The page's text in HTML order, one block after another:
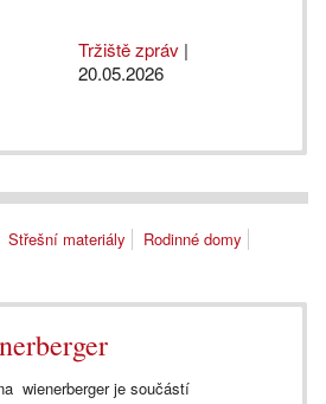
Tržiště zpráv |
20.05.2026
Střešní materiály
Rodinné domy
wienerberger je součástí